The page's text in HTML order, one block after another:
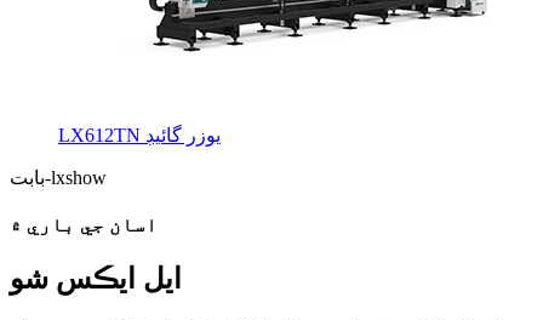
LX612TN يوزر گائيڊ
بابت-lxshow
اسان جي باري ۾
ايل ايڪس شو